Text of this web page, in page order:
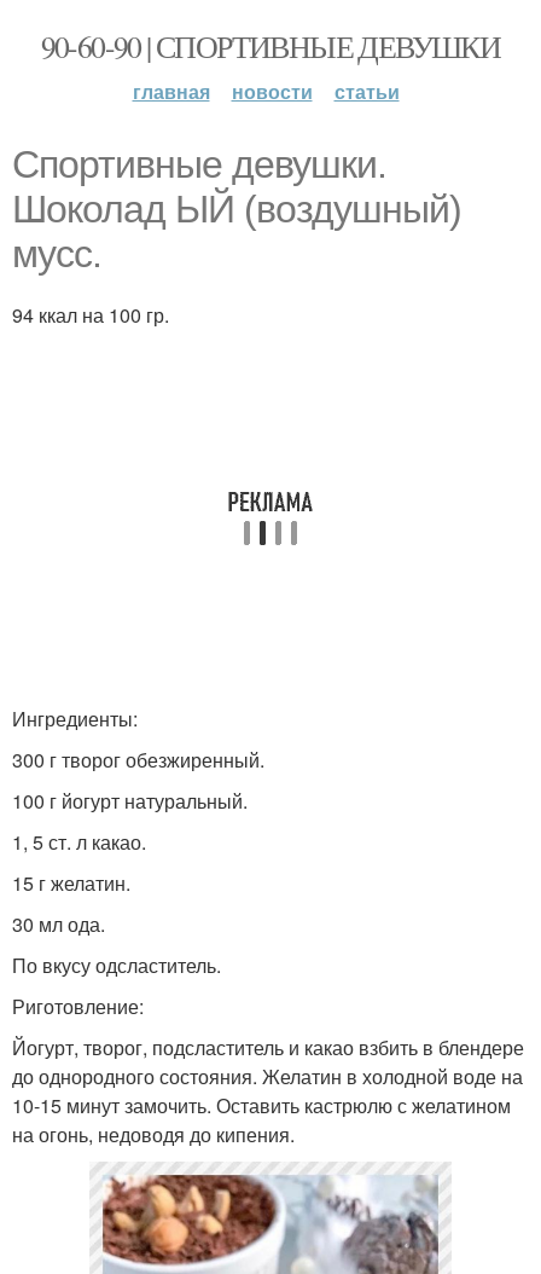
90-60-90 | СПОРТИВНЫЕ ДЕВУШКИ
главная новости статьи
Спортивные девушки.
Шоколад ЫЙ (воздушный)
мусс.
94 ккал на 100 гр.
Ингредиенты:
300 г творог обезжиренный.
100 г йогурт натуральный.
1, 5 ст. л какао.
15 г желатин.
30 мл ода.
По вкусу одсластитель.
Риготовление:
Йогурт, творог, подсластитель и какао взбить в блендере
до однородного состояния. Желатин в холодной воде на
10-15 минут замочить. Оставить кастрюлю с желатином
на огонь, недоводя до кипения.